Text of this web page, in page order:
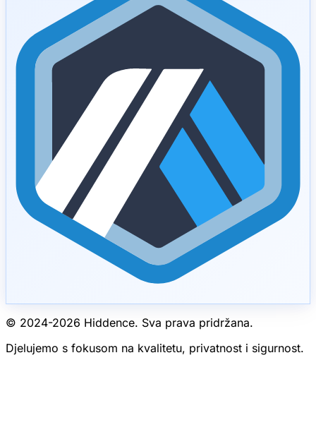
© 2024-2026 Hiddence. Sva prava pridržana.
Djelujemo s fokusom na kvalitetu, privatnost i sigurnost.